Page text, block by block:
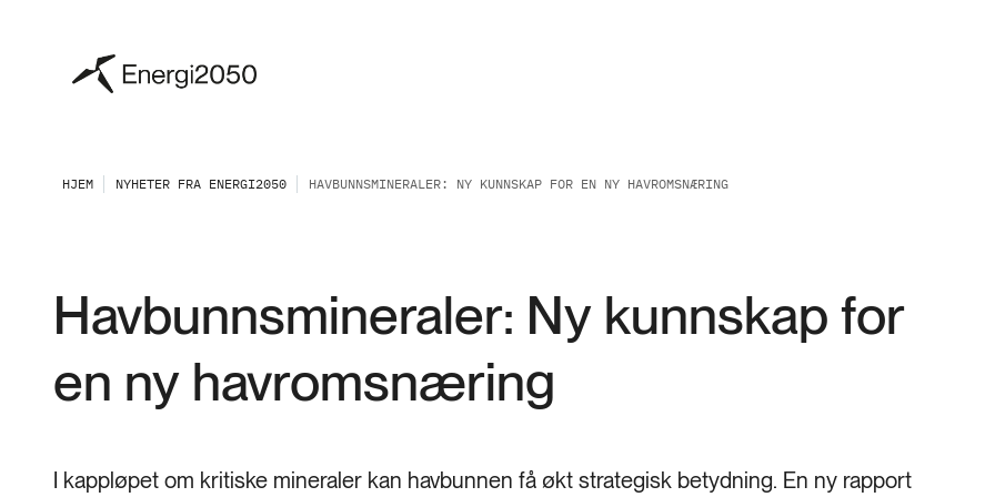
HJEM NYHETER FRA ENERGI2050 HAVBUNNSMINERALER: NY KUNNSKAP FOR EN NY HAVROMSNÆRING
Havbunnsmineraler: Ny kunnskap for
en ny havromsnæring
I kappløpet om kritiske mineraler kan havbunnen få økt strategisk betydning. En ny rapport